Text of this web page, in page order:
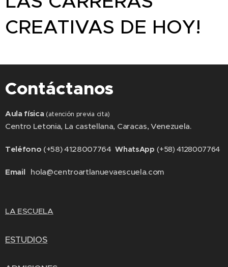
CREATIVAS DE HOY!
Contáctanos
Aula física(atención previa cita)
Centro Letonia, La castellana, Caracas, Venezuela.
Teléfono (+58) 4128007764WhatsApp (+58) 4128007764
Email hola@centroartlanuevaescuela.com
LA ESCUELA
ESTUDIOS